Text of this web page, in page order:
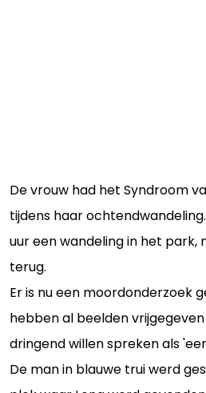
De vrouw had het Syndroom
tijdens haar
uur een wandeling in het park,
terug.
Er is nu een moordonderzoek
hebben al beelden
dringend willen spreken als
De man in blauwe trui werd